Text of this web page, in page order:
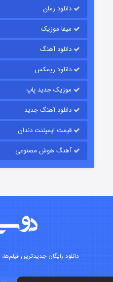
قسمت
قسمت2 (دوبله)
دانلود رمان
میفا موزیک
دانلود آهنگ
دانلود ریمکس
موزیک جدید پاپ
دانلود آهنگ جدید
قیمت ایمپلنت دندان
آهنگ هوش مصنوعی
دانلود رایگان جدیدترین